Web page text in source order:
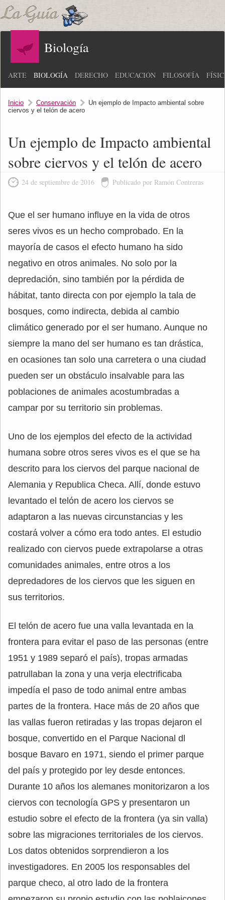
Biología
ARTE BIOLOGÍA DERECHO EDUCACIÓN FILOSOFÍA
Inicio Conservación
Un ejemplo de Impacto ambiental sobre
ciervos y el telón de acero
Un ejemplo de Impacto ambiental
sobre ciervos y el telón de acero
24 de septiembre de 2016 Publicado por Ramón Contreras
Que el ser humano influye en la vida de otros
seres vivos es un hecho comprobado. En la
mayoría de casos el efecto humano ha sido
negativo en otros animales. No solo por la
depredación, sino también por la pérdida de
hábitat, tanto directa con por ejemplo la tala de
bosques, como indirecta, debida al cambio
climático generado por el ser humano. Aunque no
siempre la mano del ser humano es tan drástica,
en ocasiones tan solo una carretera o una ciudad
pueden ser un obstáculo insalvable para las
poblaciones de animales acostumbradas a
campar por su territorio sin problemas.
Uno de los ejemplos del efecto de la actividad
humana sobre otros seres vivos es el que se ha
descrito para los ciervos del parque nacional de
Alemania y Republica Checa. Allí, donde estuvo
levantado el telón de acero los ciervos se
adaptaron a las nuevas circunstancias y les
costará volver a cómo era todo antes. El estudio
realizado con ciervos puede extrapolarse a otras
comunidades animales, entre otros a los
depredadores de los ciervos que les siguen en
sus territorios.
El telón de acero fue una valla levantada en la
frontera para evitar el paso de las personas (entre
1951 y 1989 separó el país), tropas armadas
patrullaban la zona y una verja electrificaba
impedía el paso de todo animal entre ambas
partes de la frontera. Hace más de 20 años que
las vallas fueron retiradas y las tropas dejaron el
bosque, convertido en el Parque Nacional dl
bosque Bavaro en 1971, siendo el primer parque
del país y protegido por ley desde entonces.
Durante 10 años los alemanes monitorizaron a los
ciervos con tecnología GPS y presentaron un
estudio sobre el efecto de la frontera (ya sin valla)
sobre las migraciones territoriales de los ciervos.
Los datos obtenidos sorprendieron a los
investigadores. En 2005 los responsables del
parque checo, al otro lado de la frontera